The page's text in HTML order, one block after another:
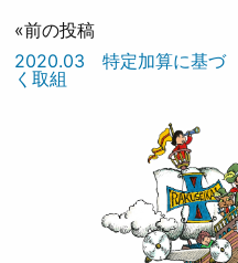
«前の投稿
2020.03 特定加算に基づ
く取組